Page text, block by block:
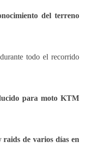
del terreno
durante todo el recorrido
para moto KTM
raids de varios días en